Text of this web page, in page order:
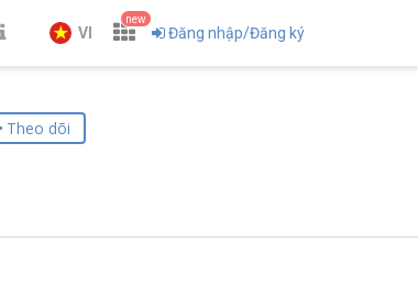
VI
new
Đăng nhập/Đăng ký
Theo dõi